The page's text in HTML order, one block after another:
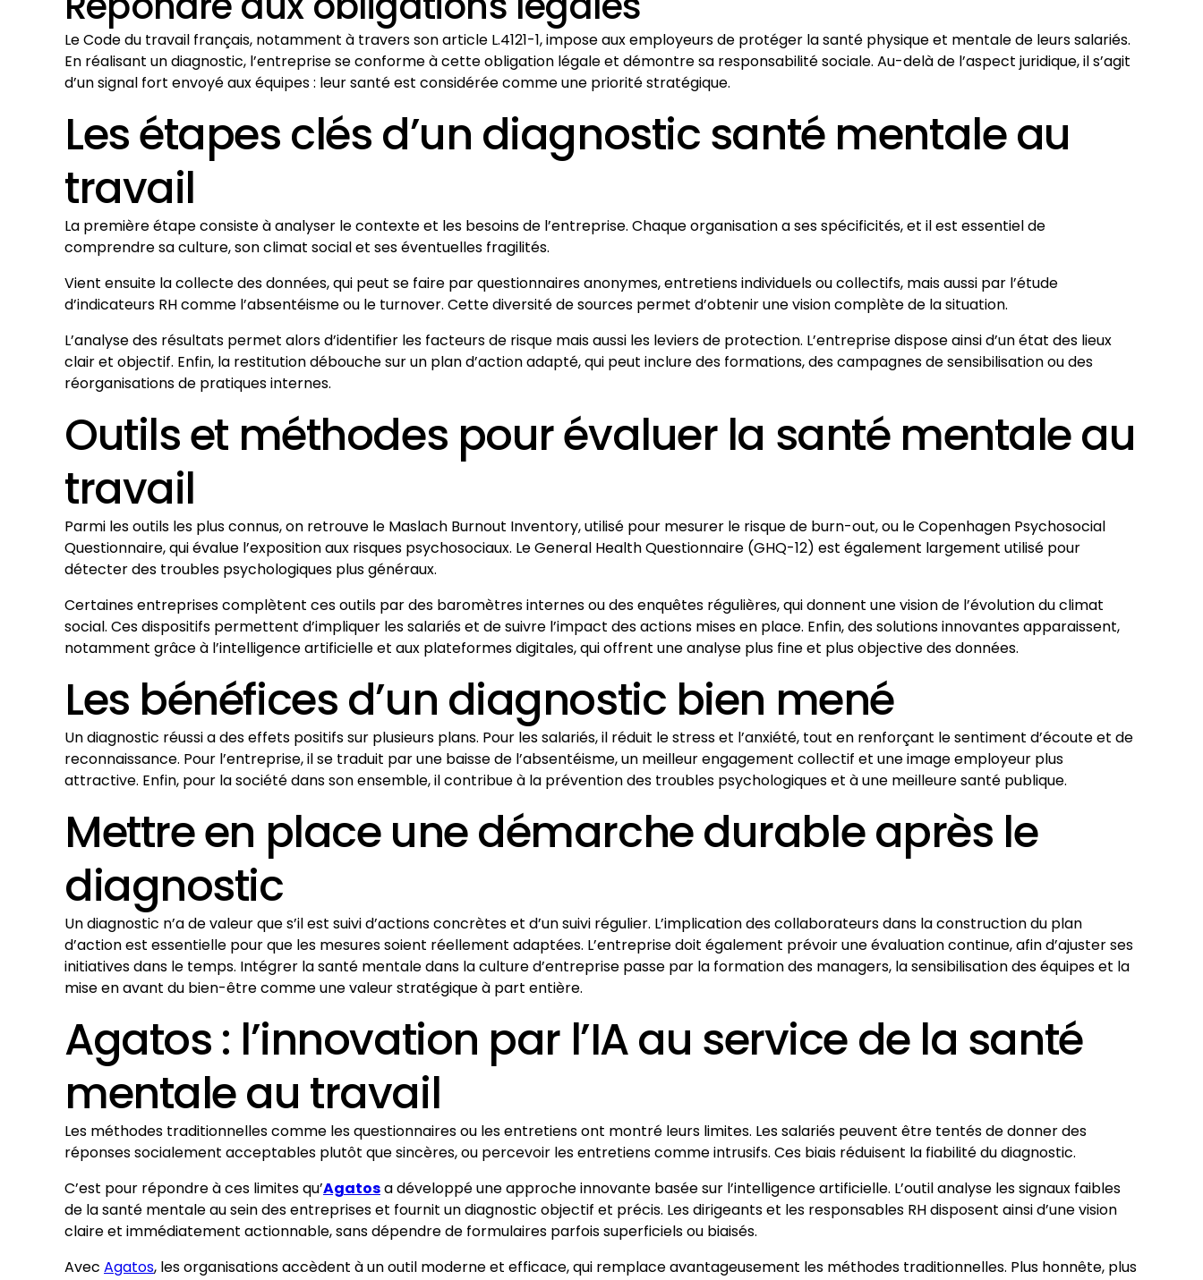
Le Code du travail français, notamment à travers son article L.4121-1, impose aux employeurs de protéger la santé physique et mentale de leurs salariés.
En réalisant un diagnostic, l’entreprise se conforme à cette obligation légale et démontre sa responsabilité sociale. Au-delà de l’aspect juridique, il s’agit
d’un signal fort envoyé aux équipes : leur santé est considérée comme une priorité stratégique.
Les étapes clés d’un diagnostic santé mentale au
travail
La première étape consiste à analyser le contexte et les besoins de l’entreprise. Chaque organisation a ses spécificités, et il est essentiel de
comprendre sa culture, son climat social et ses éventuelles fragilités.
Vient ensuite la collecte des données, qui peut se faire par questionnaires anonymes, entretiens individuels ou collectifs, mais aussi par l’étude
d’indicateurs RH comme l’absentéisme ou le turnover. Cette diversité de sources permet d’obtenir une vision complète de la situation.
L’analyse des résultats permet alors d’identifier les facteurs de risque mais aussi les leviers de protection. L’entreprise dispose ainsi d’un état des lieux
clair et objectif. Enfin, la restitution débouche sur un plan d’action adapté, qui peut inclure des formations, des campagnes de sensibilisation ou des
réorganisations de pratiques internes.
Outils et méthodes pour évaluer la santé mentale au
travail
Parmi les outils les plus connus, on retrouve le Maslach Burnout Inventory, utilisé pour mesurer le risque de burn-out, ou le Copenhagen Psychosocial
Questionnaire, qui évalue l’exposition aux risques psychosociaux. Le General Health Questionnaire (GHQ-12) est également largement utilisé pour
détecter des troubles psychologiques plus généraux.
Certaines entreprises complètent ces outils par des baromètres internes ou des enquêtes régulières, qui donnent une vision de l’évolution du climat
social. Ces dispositifs permettent d’impliquer les salariés et de suivre l’impact des actions mises en place. Enfin, des solutions innovantes apparaissent,
notamment grâce à l’intelligence artificielle et aux plateformes digitales, qui offrent une analyse plus fine et plus objective des données.
Les bénéfices d’un diagnostic bien mené
Un diagnostic réussi a des effets positifs sur plusieurs plans. Pour les salariés, il réduit le stress et l’anxiété, tout en renforçant le sentiment d’écoute et de
reconnaissance. Pour l’entreprise, il se traduit par une baisse de l’absentéisme, un meilleur engagement collectif et une image employeur plus
attractive. Enfin, pour la société dans son ensemble, il contribue à la prévention des troubles psychologiques et à une meilleure santé publique.
Mettre en place une démarche durable après le
diagnostic
Un diagnostic n’a de valeur que s’il est suivi d’actions concrètes et d’un suivi régulier. L’implication des collaborateurs dans la construction du plan
d’action est essentielle pour que les mesures soient réellement adaptées. L’entreprise doit également prévoir une évaluation continue, afin d’ajuster ses
initiatives dans le temps. Intégrer la santé mentale dans la culture d’entreprise passe par la formation des managers, la sensibilisation des équipes et la
mise en avant du bien-être comme une valeur stratégique à part entière.
Agatos : l’innovation par l’IA au service de la santé
mentale au travail
Les méthodes traditionnelles comme les questionnaires ou les entretiens ont montré leurs limites. Les salariés peuvent être tentés de donner des
réponses socialement acceptables plutôt que sincères, ou percevoir les entretiens comme intrusifs. Ces biais réduisent la fiabilité du diagnostic.
C’est pour répondre à ces limites qu’Agatosa développé une approche innovante basée sur l’intelligence artificielle. L’outil analyse les signaux faibles
de la santé mentale au sein des entreprises et fournit un diagnostic objectif et précis. Les dirigeants et les responsables RH disposent ainsi d’une vision
claire et immédiatement actionnable, sans dépendre de formulaires parfois superficiels ou biaisés.
Avec Agatos, les organisations accèdent à un outil moderne et efficace, qui remplace avantageusement les méthodes traditionnelles. Plus honnête, plus